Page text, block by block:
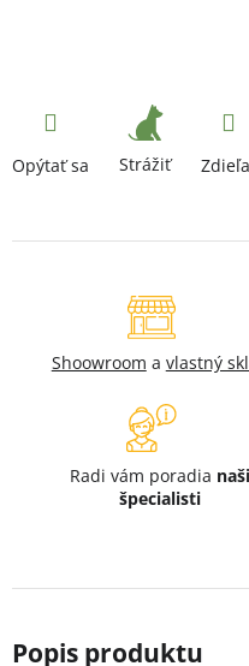
Opýtať sa Strážiť
Shoowroom a vlastný
Radi vám poradia naši
špecialisti